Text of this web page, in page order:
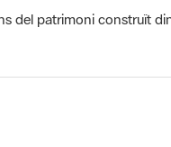
del patrimoni construït